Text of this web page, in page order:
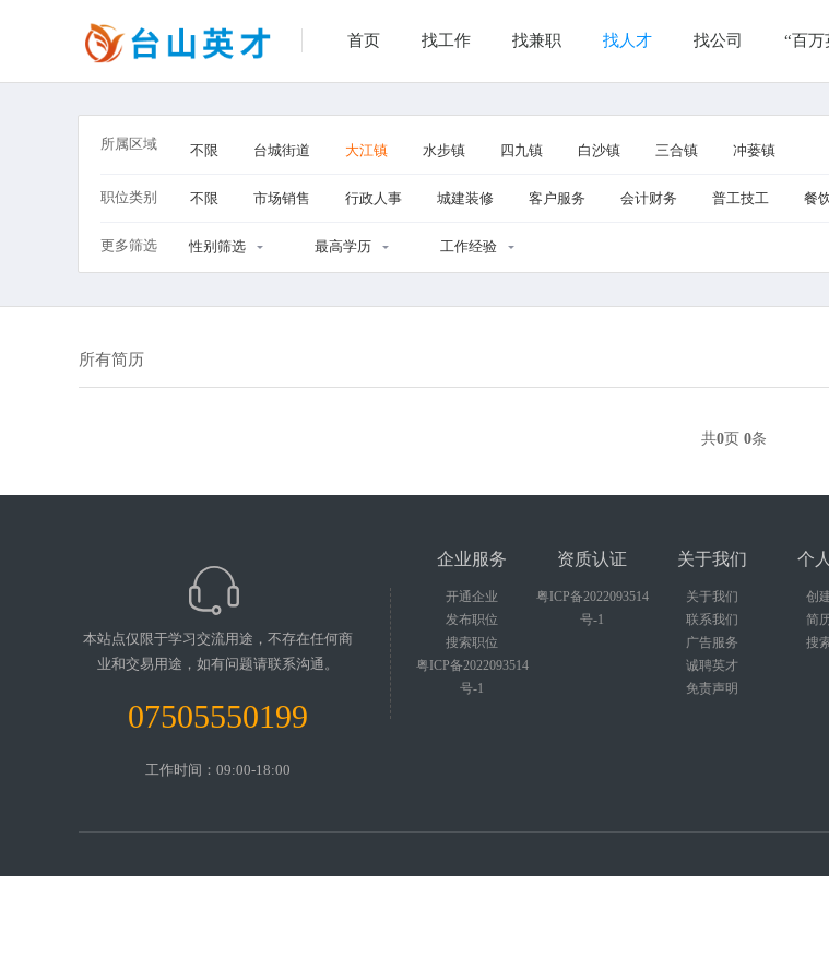
首页 找工作 找兼职 找人才 找公司 “百万
所属区域
不限 台城街道 大江镇 水步镇 四九镇 白沙镇 三合镇 冲蒌镇
职位类别 不限 市场销售 行政人事 城建装修 客户服务 会计财务 普工技工 餐
更多筛选 性别筛选 最高学历 工作经验
所有简历
共0页 0条
本站点仅限于学习交流用途，不存在任何商
业和交易用途，如有问题请联系沟通。
07505550199
工作时间：09:00-18:00
企业服务
开通企业
发布职位
搜索职位
粤ICP备2022093514
号-1
资质认证
粤ICP备2022093514
号-1
关于我们
关于我们
联系我们
广告服务
诚聘英才
免责声明
个
创
简
搜